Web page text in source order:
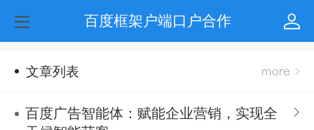
百度框架户端口户合作
文章列表
百度广告智能体：赋能企业营销，实现全